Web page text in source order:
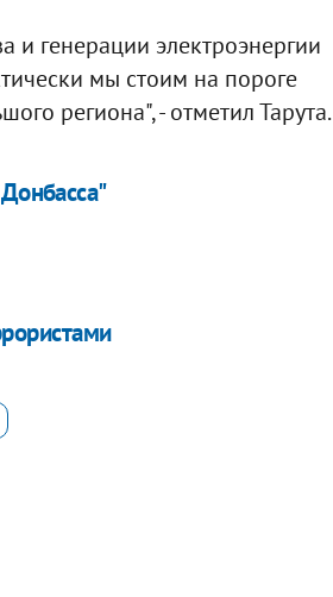
и генерации электроэнергии
мы стоим на пороге
региона", - отметил Тарута.